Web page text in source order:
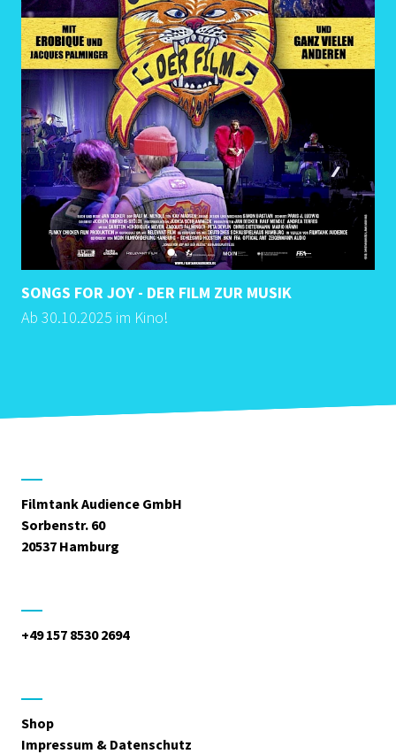
SONGS FOR JOY - DER FILM ZUR MUSIK
Ab 30.10.2025 im Kino!
Filmtank Audience GmbH
Sorbenstr. 60
20537 Hamburg
+49 157 8530 2694
Shop
Impressum & Datenschutz